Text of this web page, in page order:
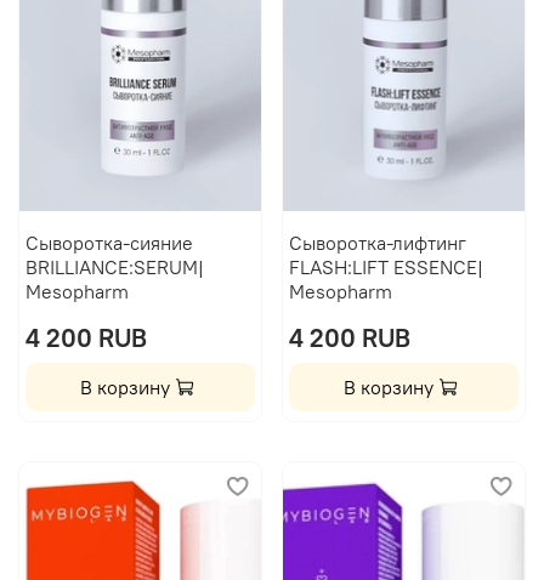
Сыворотка-сияние
BRILLIANCE:SERUM|
Mesopharm
4 200 RUB
В корзину
Сыворотка-лифтинг
FLASH:LIFT ESSENCE|
Mesopharm
4 200 RUB
В корзину